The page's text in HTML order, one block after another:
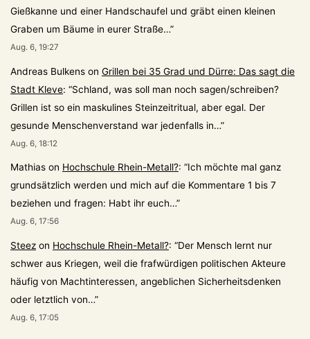
Gießkanne und einer Handschaufel und gräbt einen kleinen
Graben um Bäume in eurer Straße…”
Aug. 6, 19:27
Andreas Bulkens on Grillen bei 35 Grad und Dürre: Das sagt die
Stadt Kleve: “Schland, was soll man noch sagen/schreiben?
Grillen ist so ein maskulines Steinzeitritual, aber egal. Der
gesunde Menschenverstand war jedenfalls in…”
Aug. 6, 18:12
Mathias on Hochschule Rhein-Metall?: “Ich möchte mal ganz
grundsätzlich werden und mich auf die Kommentare 1 bis 7
beziehen und fragen: Habt ihr euch…”
Aug. 6, 17:56
Steez on Hochschule Rhein-Metall?: “Der Mensch lernt nur
schwer aus Kriegen, weil die frafwürdigen politischen Akteure
häufig von Machtinteressen, angeblichen Sicherheitsdenken
oder letztlich von…”
Aug. 6, 17:05